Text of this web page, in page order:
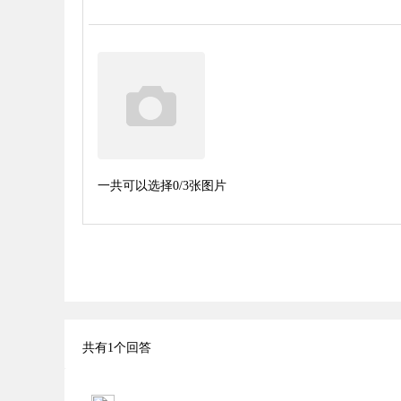
一共可以选择0/3张图片
共有1个回答